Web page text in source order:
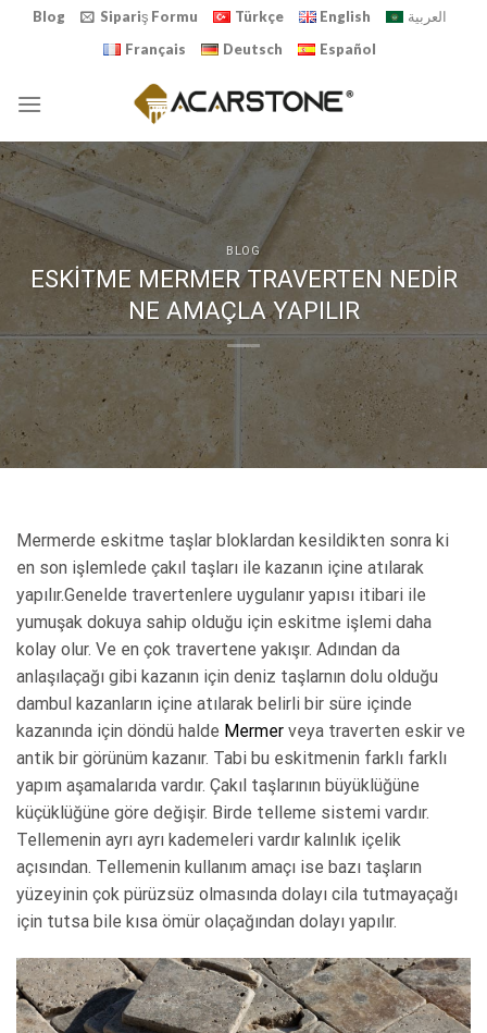
Blog Sipariş Formu Türkçe English
العربية
Français
Deutsch Español
BLOG
ESKİTME MERMER TRAVERTEN NEDİR
NE AMAÇLA YAPILIR
Mermerde eskitme taşlar bloklardan kesildikten sonra ki
en son işlemlede çakıl taşları ile kazanın içine atılarak
yapılır.Genelde travertenlere uygulanır yapısı itibari ile
yumuşak dokuya sahip olduğu için eskitme işlemi daha
kolay olur. Ve en çok travertene yakışır. Adından da
anlaşılaçağı gibi kazanın için deniz taşlarnın dolu olduğu
dambul kazanların içine atılarak belirli bir süre içinde
kazanında için döndü halde Mermer veya traverten eskir ve
antik bir görünüm kazanır. Tabi bu eskitmenin farklı farklı
yapım aşamalarıda vardır. Çakıl taşlarının büyüklüğüne
küçüklüğüne göre değişir. Birde telleme sistemi vardır.
Tellemenin ayrı ayrı kademeleri vardır kalınlık içelik
açısından. Tellemenin kullanım amaçı ise bazı taşların
yüzeyinin çok pürüzsüz olmasında dolayı cila tutmayaçağı
için tutsa bile kısa ömür olaçağından dolayı yapılır.